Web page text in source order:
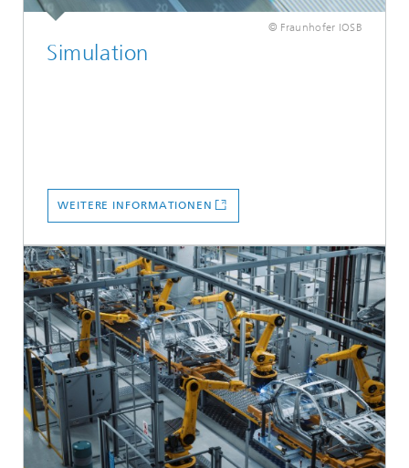
© Fraunhofer IOSB
Simulation
WEITERE INFORMATIONEN